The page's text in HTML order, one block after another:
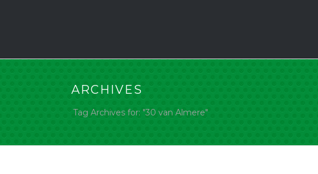
ARCHIVES
Tag Archives for: "30 van Almere"